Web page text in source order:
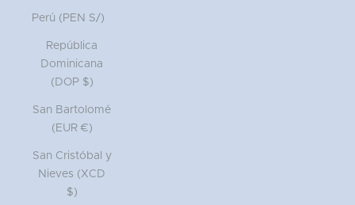
Perú (PEN S/)
República
Dominicana
(DOP $)
San Bartolomé
(EUR €)
San Cristóbal y
Nieves (XCD
$)